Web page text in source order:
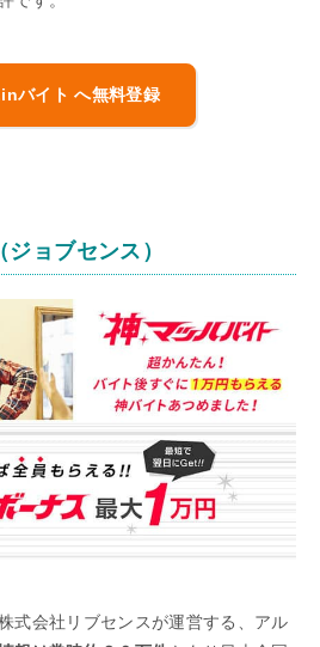
バイト へ無料登録
ョブセンス）
式会社リブセンスが運営する、アル